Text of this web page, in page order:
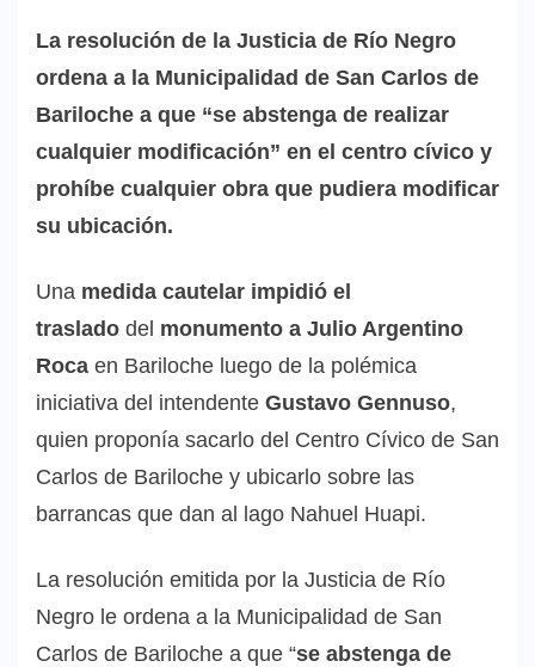
La resolución de la Justicia de Río Negro
ordena a la Municipalidad de San Carlos de
Bariloche a que “se abstenga de realizar
cualquier modificación” en el centro cívico y
prohíbe cualquier obra que pudiera modificar
su ubicación.
Una medida cautelar impidió el
traslado del monumento a Julio Argentino
Roca en Bariloche luego de la polémica
iniciativa del intendente Gustavo Gennuso,
quien proponía sacarlo del Centro Cívico de San
Carlos de Bariloche y ubicarlo sobre las
barrancas que dan al lago Nahuel Huapi.
La resolución emitida por la Justicia de Río
Negro le ordena a la Municipalidad de San
Carlos de Bariloche a que “se abstenga de